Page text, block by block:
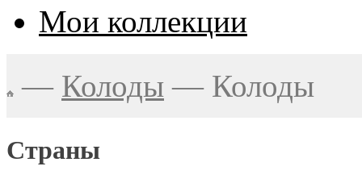
Мои коллекции
— Колоды — Колоды
Страны